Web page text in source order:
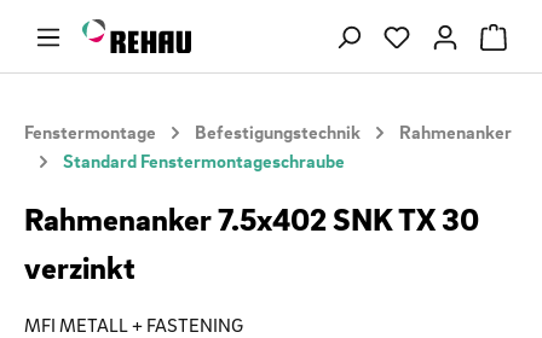
Zum Hauptinhalt springen Du hast 0
Fenstermontage Befestigungstechnik
Rahmenanker
Standard Fenstermontageschraube
Rahmenanker 7.5x402 SNK TX 30
verzinkt
MFI METALL + FASTENING